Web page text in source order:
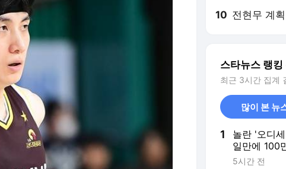
10 전현무 계
스타뉴스 랭킹
최근 3시간 집계
많이 본 뉴
1
놀란 '오디
일만에 100
남'보다 빠르
5시간 전